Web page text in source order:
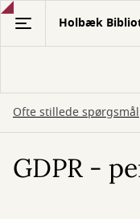
Gå
hovedindhold
Holbæk
Ofte stillede spørgsmål
GDPR -